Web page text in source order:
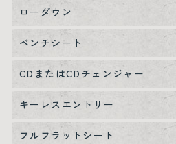
ローダウン
ベンチシート
CDまたはCDチェンジャー
キーレスエントリー
フルフラットシート